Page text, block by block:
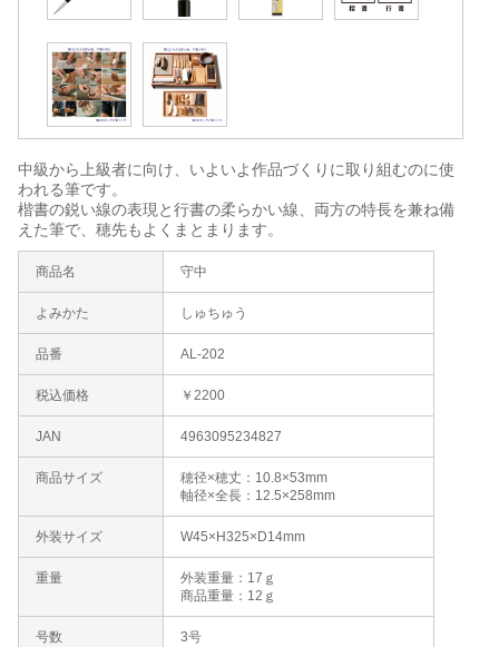
中級から上級者に向け、いよいよ作品づくりに取り組むのに使
われる筆です。
楷書の鋭い線の表現と行書の柔らかい線、両方の特長を兼ね備
えた筆で、穂先もよくまとまります。
商品名 守中
よみかた しゅちゅう
品番 AL-202
税込価格 ￥2200
JAN 4963095234827
商品サイズ
穂径×穂丈：10.8×53mm
軸径×全長：12.5×258mm
外装サイズ W45×H325×D14mm
重量
外装重量：17ｇ
商品重量：12ｇ
号数 3号